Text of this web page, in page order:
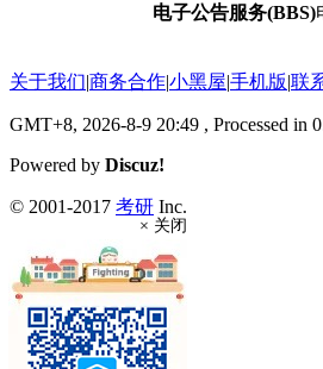
电子公告服务(BBS)
关于我们|商务合作|小黑屋|手机版|联
GMT+8, 2026-8-9 20:49 , Processed in
Powered by Discuz!
© 2001-2017 考研 Inc.
返回顶部
× 关闭